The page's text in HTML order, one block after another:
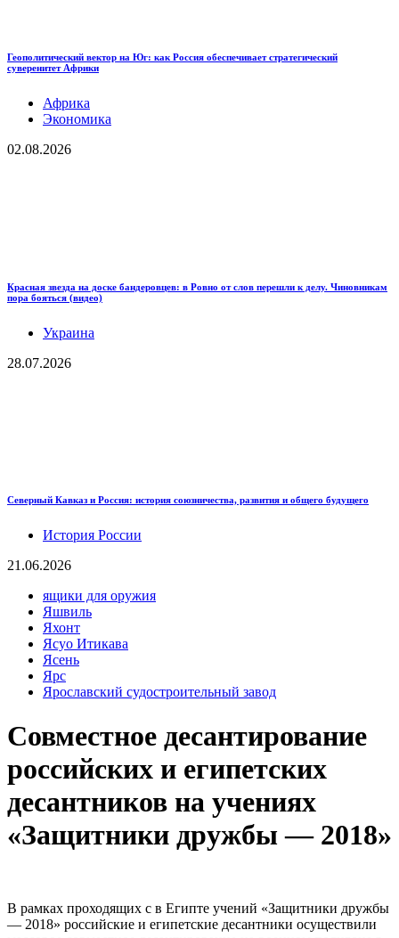
Геополитический вектор на Юг: как Россия обеспечивает стратегический
суверенитет Африки
Африка
Экономика
02.08.2026
Красная звезда на доске бандеровцев: в Ровно от слов перешли к делу. Чиновникам
пора бояться (видео)
Украина
28.07.2026
Северный Кавказ и Россия: история союзничества, развития и общего будущего
История России
21.06.2026
ящики для оружия
Яшвиль
Яхонт
Ясуо Итикава
Ясень
Ярс
Ярославский судостроительный завод
Совместное десантирование
российских и египетских
десантников на учениях
«Защитники дружбы — 2018»
В рамках проходящих с в Египте учений «Защитники дружбы
— 2018» российские и египетские десантники осуществили